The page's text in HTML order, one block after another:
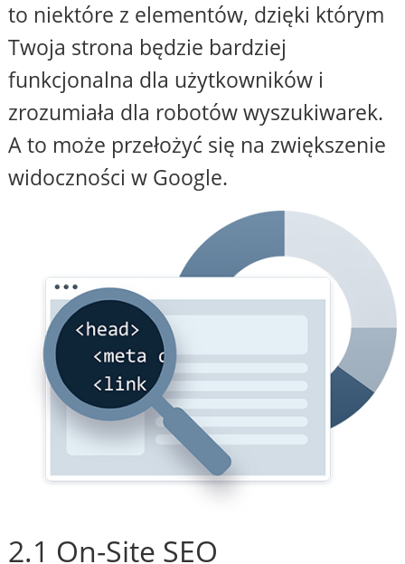
to niektóre z elementów, dzięki którym
Twoja strona będzie bardziej
funkcjonalna dla użytkowników i
zrozumiała dla robotów wyszukiwarek.
A to może przełożyć się na zwiększenie
widoczności w Google.
2.1 On-Site SEO